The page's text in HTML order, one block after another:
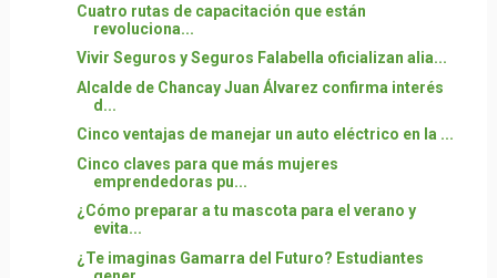
Cuatro rutas de capacitación que están
revoluciona...
Vivir Seguros y Seguros Falabella oficializan alia...
Alcalde de Chancay Juan Álvarez confirma interés
d...
Cinco ventajas de manejar un auto eléctrico en la ...
Cinco claves para que más mujeres
emprendedoras pu...
¿Cómo preparar a tu mascota para el verano y
evita...
¿Te imaginas Gamarra del Futuro? Estudiantes